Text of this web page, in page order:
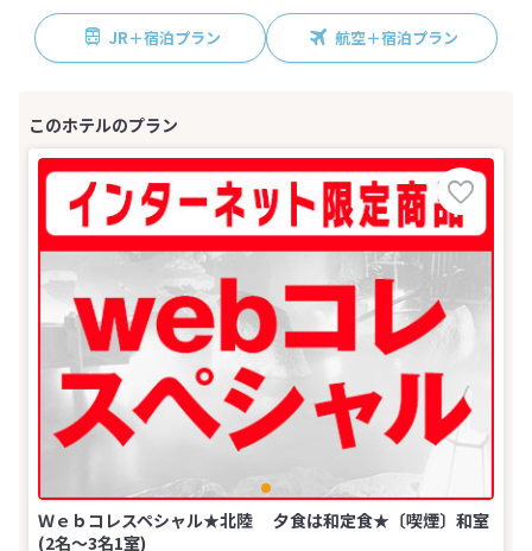
JR＋宿泊プラン 航空＋宿泊プラン
Ｗｅｂコレスペシャル★北陸 夕食は和定食★〔喫煙〕和室
(2名～3名1室)